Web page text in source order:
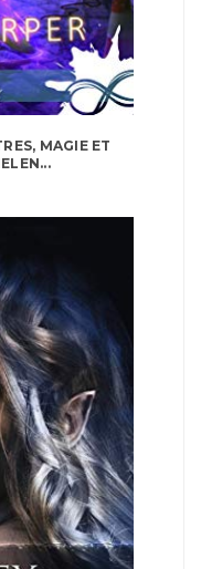
MAGIE ET